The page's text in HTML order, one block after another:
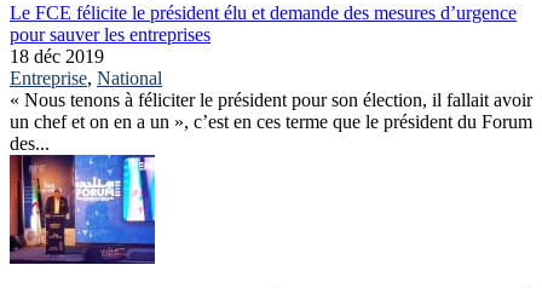
Le FCE félicite le président élu et demande des mesures d’urgence
pour sauver les entreprises
18 déc 2019
Entreprise, National
« Nous tenons à féliciter le président pour son élection, il fallait avoir
un chef et on en a un », c’est en ces terme que le président du Forum
des...